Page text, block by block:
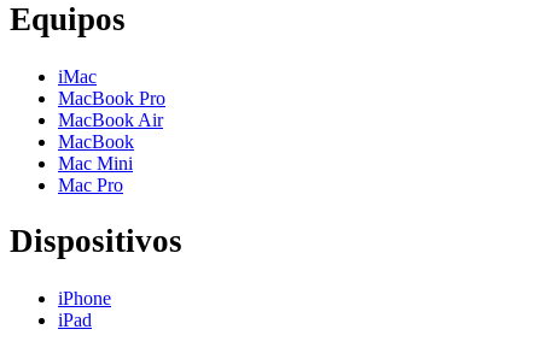
Equipos
iMac
MacBook Pro
MacBook Air
MacBook
Mac Mini
Mac Pro
Dispositivos
iPhone
iPad